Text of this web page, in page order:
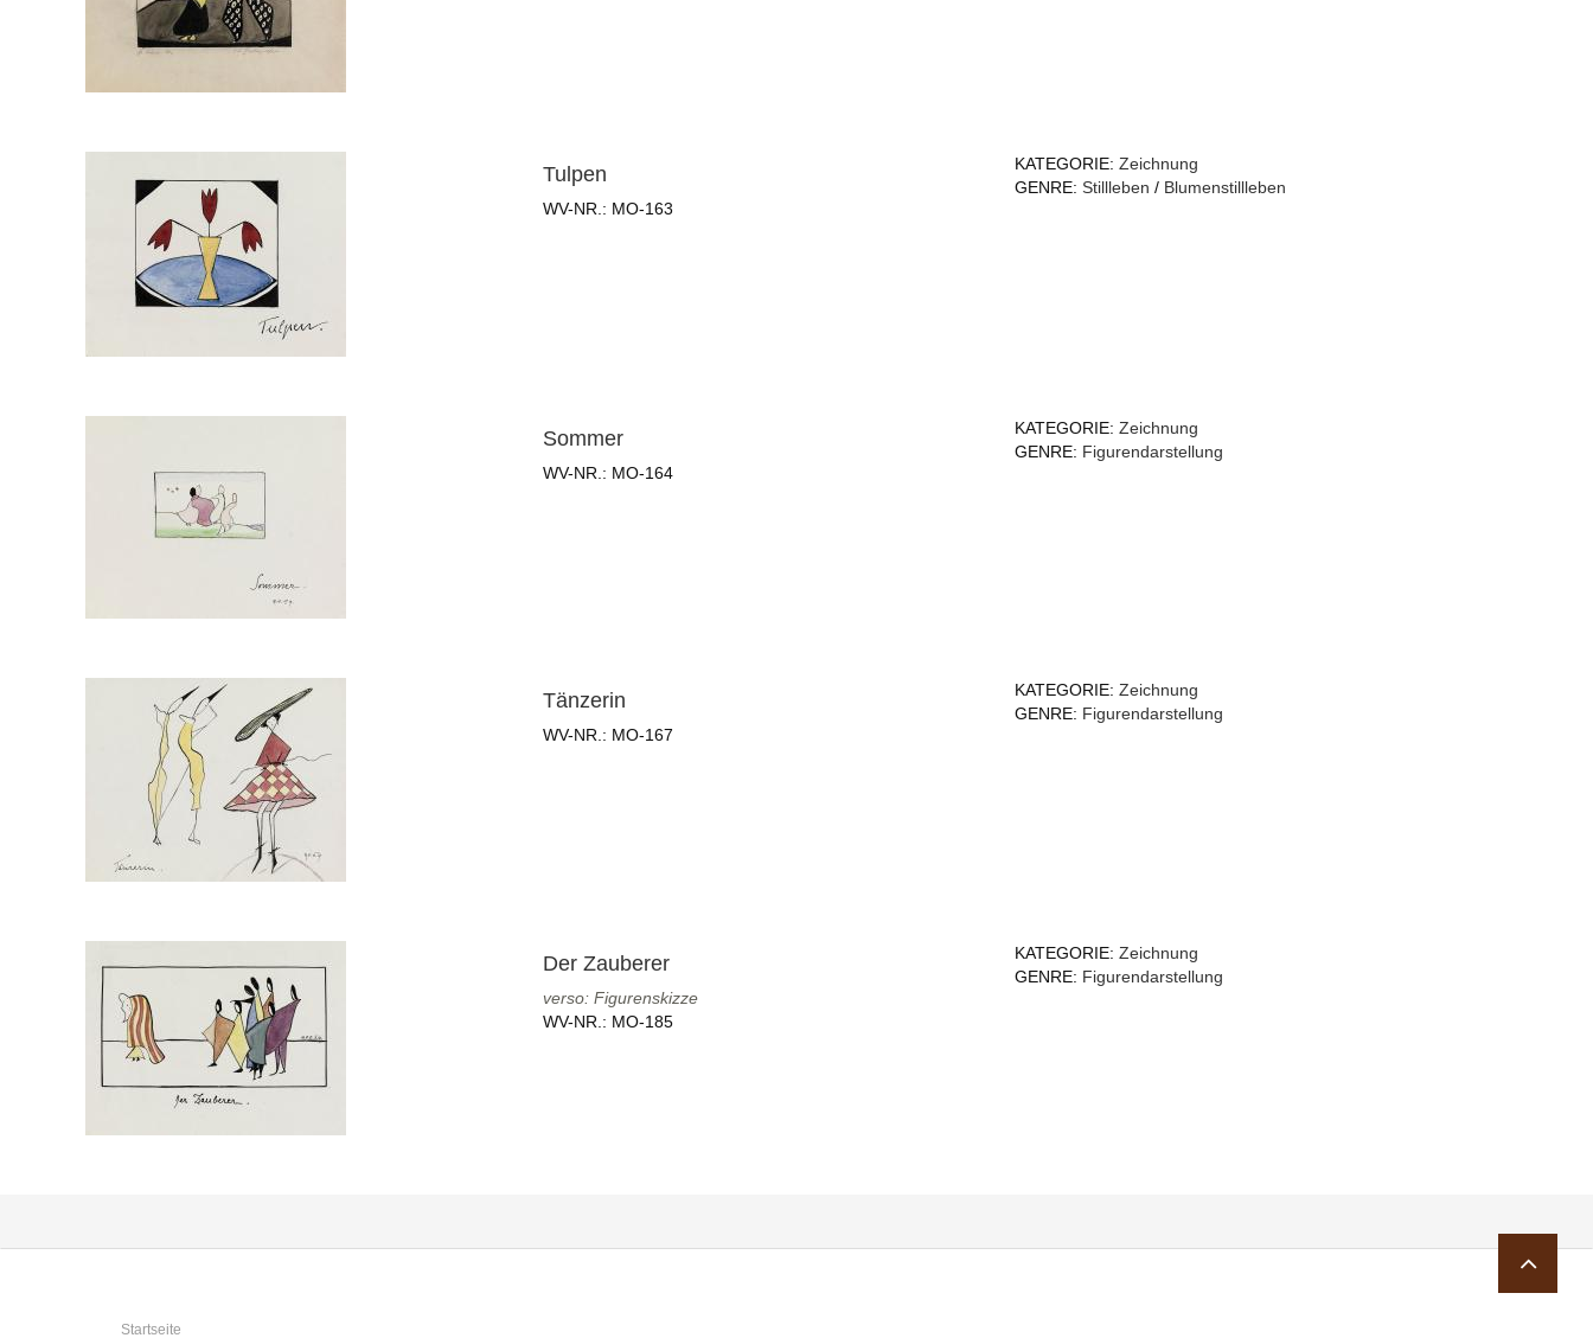
Tulpen
WV-NR.: MO-163
KATEGORIE: Zeichnung
GENRE: Stillleben / Blumenstillleben
Sommer
WV-NR.: MO-164
KATEGORIE: Zeichnung
GENRE: Figurendarstellung
Tänzerin
WV-NR.: MO-167
KATEGORIE: Zeichnung
GENRE: Figurendarstellung
Der Zauberer
verso: Figurenskizze
WV-NR.: MO-185
KATEGORIE: Zeichnung
GENRE: Figurendarstellung
Sie sind hier
Startseite